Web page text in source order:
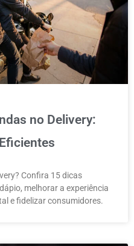
no Delivery:
Confira 15 dicas
melhorar a experiência
e fidelizar consumidores.